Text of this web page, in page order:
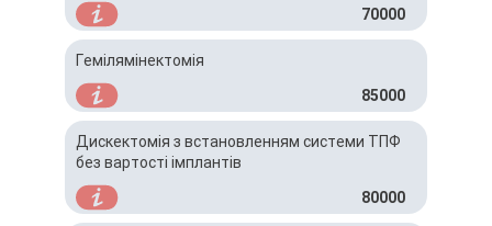
70000
Гемілямінектомія
85000
Дискектомія з встановленням системи ТПФ
без вартості імплантів
80000